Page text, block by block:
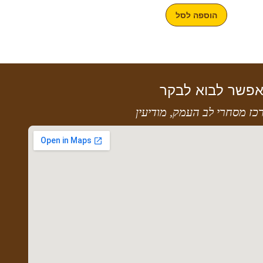
הוספה לסל
אפשר לבוא לבקר
מסחרי לב העמק, מודיעין